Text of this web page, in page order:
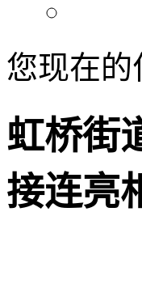
您现在的
虹桥街
接连亮